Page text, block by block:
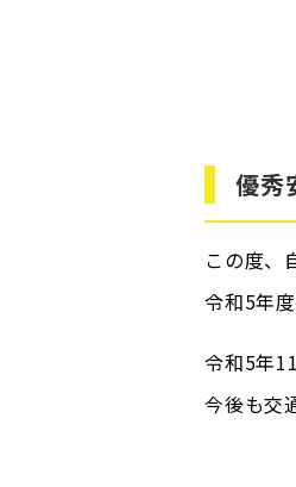
優秀
この度、
令和5年
令和5年
今後も交